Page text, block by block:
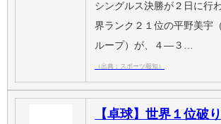
シングルス決勝が２日に行
界ランク２１位の平野美宇
ループ）が、４―３…
（出典：スポーツ報知）
【卓球】世界１位破